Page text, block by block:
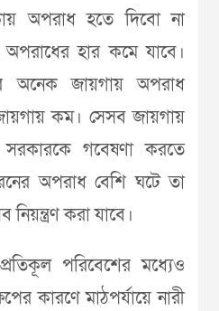
অপরাধ হতে দিবো না
হার কমে যাবে।
অনেক জায়গায় অপরাধ
কম। সেসব জায়গায়
সরকারকে গবেষণা করতে
অপরাধ বেশি ঘটে তা
করা যাবে।
পরিবেশের মধ্যেও
কারণে মাঠপর্যায়ে নারী